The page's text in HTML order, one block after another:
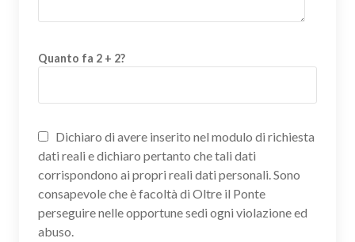
Quanto fa 2 + 2?
Dichiaro di avere inserito nel modulo di richiesta
dati reali e dichiaro pertanto che tali dati
corrispondono ai propri reali dati personali. Sono
consapevole che è facoltà di Oltre il Ponte
perseguire nelle opportune sedi ogni violazione ed
abuso.